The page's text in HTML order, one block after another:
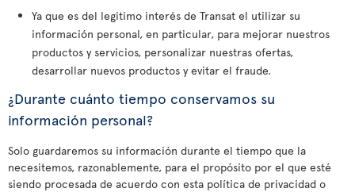
Ya que es del legitimo interés de Transat el utilizar su
información personal, en particular, para mejorar nuestros
productos y servicios, personalizar nuestras ofertas,
desarrollar nuevos productos y evitar el fraude.
¿Durante cuánto tiempo conservamos su
información personal?
Solo guardaremos su información durante el tiempo que la
necesitemos, razonablemente, para el propósito por el que esté
siendo procesada de acuerdo con esta política de privacidad o